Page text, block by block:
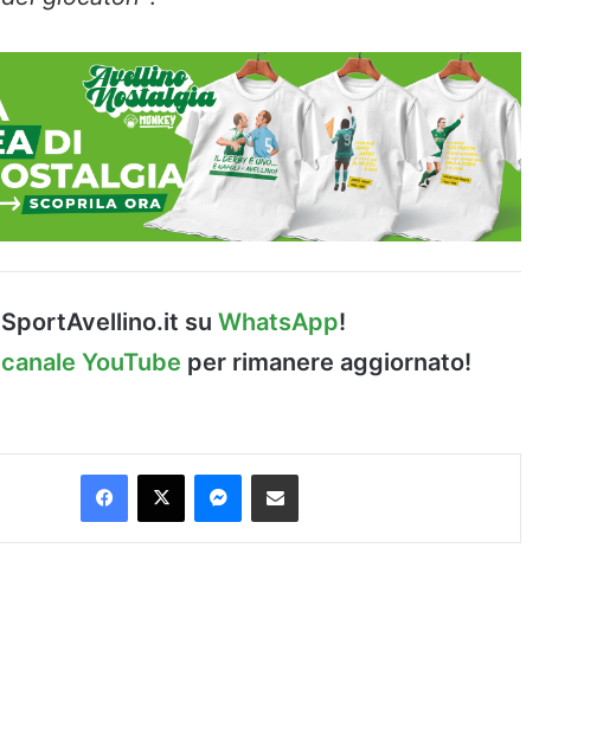
su WhatsApp!
YouTube per rimanere aggiornato!
Facebook
X Messenger
Condividi via Email